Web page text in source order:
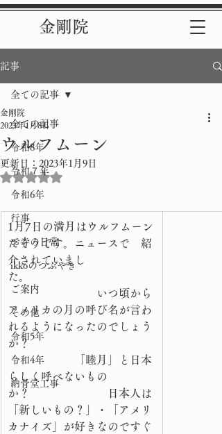
金剛院
記事
全ての記事
令和8年
令和７年
令和6年
行事
お寺の日常
ikkoのつぶやき
ご案内
その他
令和5年
令和4年
納骨堂工事
全ての記事
ウルフムーン
金剛院
2023年1月8日
更新日： 2023年1月9日
5つ星のうちNaNと評価されています。
1月7日の満月はウルフムーン
だそうです。ニュースで　紹
介されていまし
た。
いつ頃から
アメリカの月の呼び名が言わ
れるようになったのでしょう
か？
「睦月」と日本
らしく呼べないもの
か？　　　　　　　日本人は
「新しいもの？」・「アメリ
カナイズ」が好きなのですぐ